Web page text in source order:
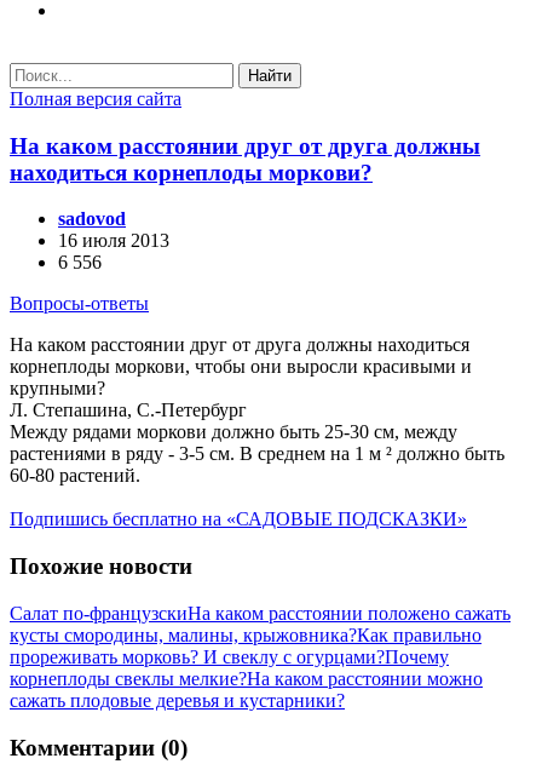
Найти
Полная версия сайта
На каком расстоянии друг от друга должны
находиться корнеплоды моркови?
sadovod
16 июля 2013
6 556
Вопросы-ответы
На каком расстоянии друг от друга должны находиться
корнеплоды моркови, чтобы они выросли красивыми и
крупными?
Л. Степашина, С.-Петербург
Между рядами моркови должно быть 25-30 см, между
растениями в ряду - 3-5 см. В среднем на 1 м ² должно быть
60-80 растений.
Подпишись бесплатно на «САДОВЫЕ ПОДСКАЗКИ»
Похожие новости
Салат по-французскиНа каком расстоянии положено сажать
кусты смородины, малины, крыжовника?Как правильно
прореживать морковь? И свеклу с огурцами?Почему
корнеплоды свеклы мелкие?На каком расстоянии можно
сажать плодовые деревья и кустарники?
Комментарии (0)